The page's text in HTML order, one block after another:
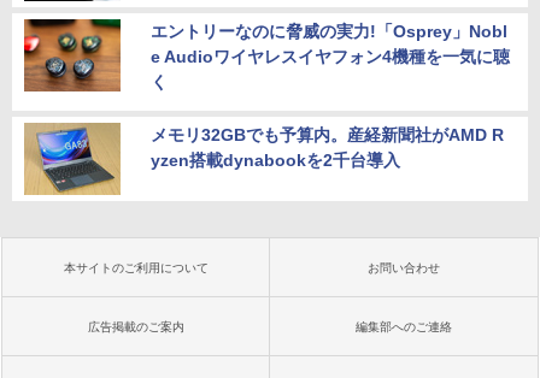
エントリーなのに脅威の実力!「Osprey」Nobl
e Audioワイヤレスイヤフォン4機種を一気に聴
く
メモリ32GBでも予算内。産経新聞社がAMD R
yzen搭載dynabookを2千台導入
本サイトのご利用について お問い合わせ
広告掲載のご案内 編集部へのご連絡